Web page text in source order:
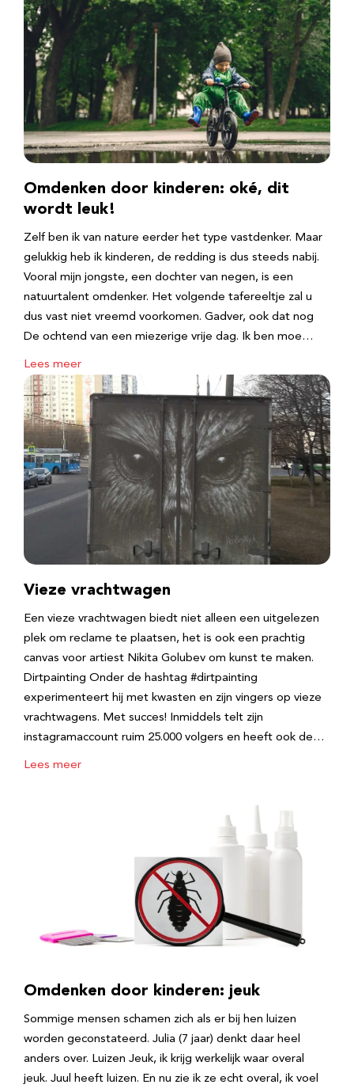
Omdenken door kinderen: oké, dit
wordt leuk!
Zelf ben ik van nature eerder het type vastdenker. Maar
gelukkig heb ik kinderen, de redding is dus steeds nabij.
Vooral mijn jongste, een dochter van negen, is een
natuurtalent omdenker. Het volgende tafereeltje zal u
dus vast niet vreemd voorkomen. Gadver, ook dat nog
De ochtend van een miezerige vrije dag. Ik ben moe…
Lees meer
Vieze vrachtwagen
Een vieze vrachtwagen biedt niet alleen een uitgelezen
plek om reclame te plaatsen, het is ook een prachtig
canvas voor artiest Nikita Golubev om kunst te maken.
Dirtpainting Onder de hashtag #dirtpainting
experimenteert hij met kwasten en zijn vingers op vieze
vrachtwagens. Met succes! Inmiddels telt zijn
instagramaccount ruim 25.000 volgers en heeft ook de…
Lees meer
Omdenken door kinderen: jeuk
Sommige mensen schamen zich als er bij hen luizen
worden geconstateerd. Julia (7 jaar) denkt daar heel
anders over. Luizen Jeuk, ik krijg werkelijk waar overal
jeuk. Juul heeft luizen. En nu zie ik ze echt overal, ik voel